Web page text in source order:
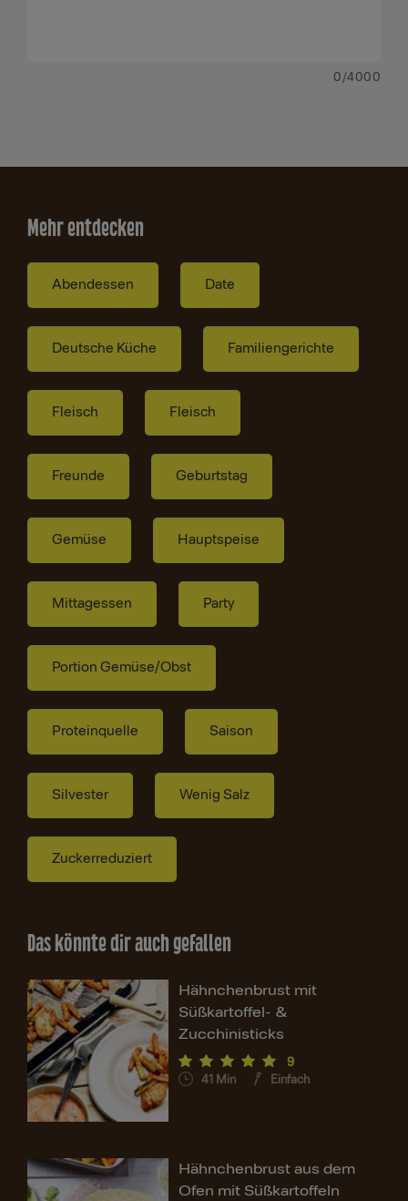
0 /4000
Mehr entdecken
Abendessen Date
Deutsche Küche Familiengerichte
Fleisch Fleisch
Freunde Geburtstag
Gemüse Hauptspeise
Mittagessen Party
Portion Gemüse/Obst
Proteinquelle Saison
Silvester Wenig Salz
Zuckerreduziert
Das könnte dir auch gefallen
Hähnchenbrust mit
Süßkartoffel- &
Zucchinisticks
9
41 Min Einfach
Hähnchenbrust aus dem
Ofen mit Süßkartoffeln